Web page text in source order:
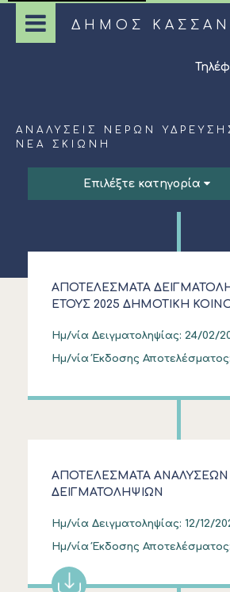
ΔΗΜΟΣ
ΑΝΑΛΎΣΕΙΣ ΝΕΡΏΝ
ΝΈΑ ΣΚΙΏΝΗ
Επιλέξτε κατηγορία
ΑΠΟΤΕΛΕΣΜΑΤΑ
ΕΤΟΥΣ 2025 ΔΗΜΟΤΙΚΗ
Ημ/νία Δειγματοληψίας: 24/02/
Ημ/νία Έκδοσης Αποτελέσματος:
ΑΠΟΤΕΛΕΣΜΑΤΑ ΑΝΑΛΥΣΕΩΝ
ΔΕΙΓΜΑΤΟΛΗΨΙΩΝ
Ημ/νία Δειγματοληψίας: 12/12/
Ημ/νία Έκδοσης Αποτελέσματος: